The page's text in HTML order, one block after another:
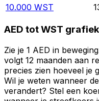
10.000 WST
AED tot WST grafiek
Zie je 1 AED in
volgt 12 maanden aan
precies zien hoeveel je
Wil je weten wanneer
verandert? Stel een